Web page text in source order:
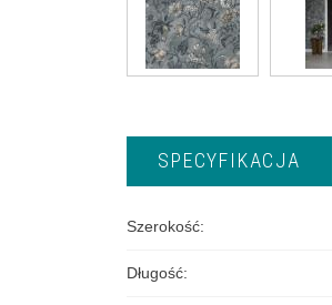
SPECYFIKACJA
Szerokość:
Długość: